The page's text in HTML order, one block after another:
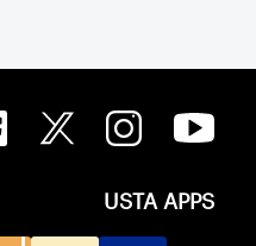
USTA APPS